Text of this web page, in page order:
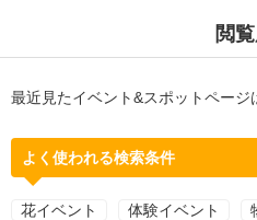
閲
最近見たイベント&スポットページ
よく使われる検索条件
花イベント 体験イベント